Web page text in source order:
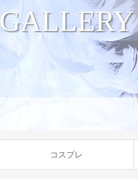
GALLERY
コスプレ